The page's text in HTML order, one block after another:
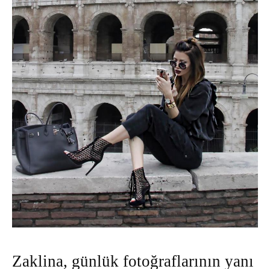
Zaklina, günlük fotoğraflarının yanı